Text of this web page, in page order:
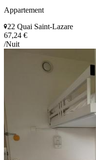
Appartement
22 Quai Saint-Lazare
67,24 €
/Nuit